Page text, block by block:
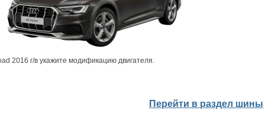
2016 г/в укажите модификацию двигателя.
Перейти в раздел шины